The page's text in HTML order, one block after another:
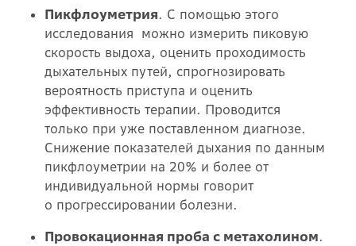
Пикфлоуметрия. С помощью этого
исследования можно измерить пиковую
скорость выдоха, оценить проходимость
дыхательных путей, спрогнозировать
вероятность приступа и оценить
эффективность терапии. Проводится
только при уже поставленном диагнозе.
Снижение показателей дыхания по данным
пикфлоуметрии на 20% и более от
индивидуальной нормы говорит
о прогрессировании болезни.
Провокационная проба с метахолином.